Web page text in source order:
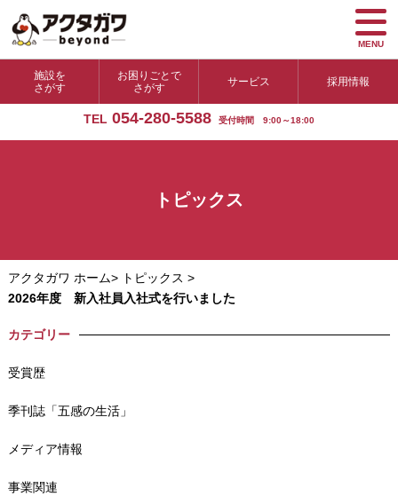
施設を
さがす
お困りごとで
さがす
サービス 採用情報
TEL 054-280-5588 受付時間 9:00～18:00
MENU
トピックス
アクタガワ ホーム> トピックス >
2026年度 新入社員入社式を行いました
カテゴリー
受賞歴
季刊誌「五感の生活」
メディア情報
事業関連